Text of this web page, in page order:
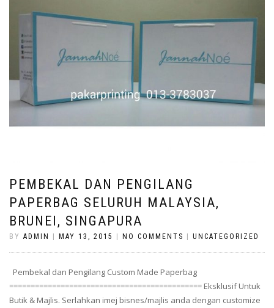
PEMBEKAL DAN PENGILANG
PAPERBAG SELURUH MALAYSIA,
BRUNEI, SINGAPURA
BY ADMIN MAY 13, 2015 NO COMMENTS UNCATEGORIZED
Pembekal dan Pengilang Custom Made Paperbag
============================================= Eksklusif Untuk
Butik & Majlis. Serlahkan imej bisnes/majlis anda dengan customize